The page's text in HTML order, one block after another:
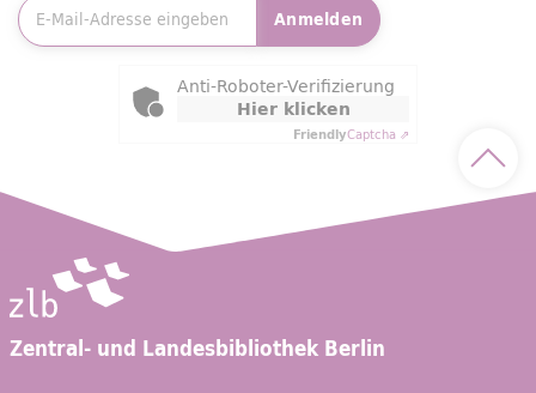
Anmelden
Friendly Captcha
Anti-Roboter-Verifizierung
Hier klicken
FriendlyCaptcha ⇗
Zentral- und Landesbibliothek Berlin